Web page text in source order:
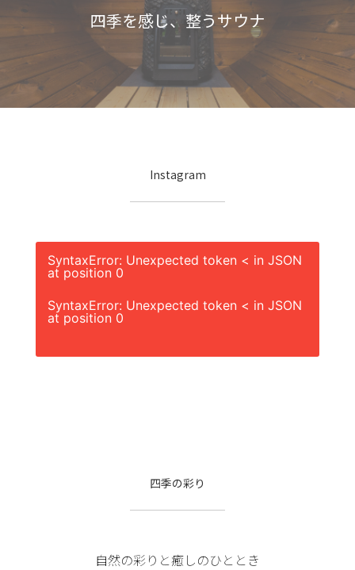
四季を感じ、整うサウナ
Instagram
SyntaxError: Unexpected token < in JSON
at position 0
SyntaxError: Unexpected token < in JSON
at position 0
四季の彩り
自然の彩りと癒しのひととき